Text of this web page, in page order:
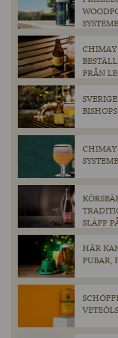
CHIMAY
FRÅN
CHIMAY
SLÄPP
HÄR
PUBAR,